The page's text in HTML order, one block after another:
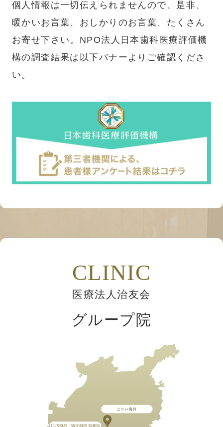
個人情報は一切伝えられませんので、是非、
暖かいお言葉、おしかりのお言葉、たくさん
お寄せ下さい。NPO法人日本歯科医療評価機
構の調査結果は以下バナーよりご確認くださ
い。
CLINIC
医療法人治友会
グループ院